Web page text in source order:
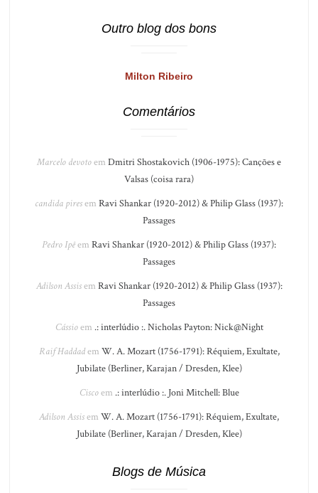
Outro blog dos bons
Milton Ribeiro
Comentários
Marcelo devotoem Dmitri Shostakovich (1906-1975): Canções e
Valsas (coisa rara)
candida piresem Ravi Shankar (1920-2012) & Philip Glass (1937):
Passages
Pedro Ipêem Ravi Shankar (1920-2012) & Philip Glass (1937):
Passages
Adilson Assisem Ravi Shankar (1920-2012) & Philip Glass (1937):
Passages
Cássioem .: interlúdio :. Nicholas Payton: Nick@Night
Raif Haddadem W. A. Mozart (1756-1791): Réquiem, Exultate,
Jubilate (Berliner, Karajan / Dresden, Klee)
Ciscoem .: interlúdio :. Joni Mitchell: Blue
Adilson Assisem W. A. Mozart (1756-1791): Réquiem, Exultate,
Jubilate (Berliner, Karajan / Dresden, Klee)
Blogs de Música